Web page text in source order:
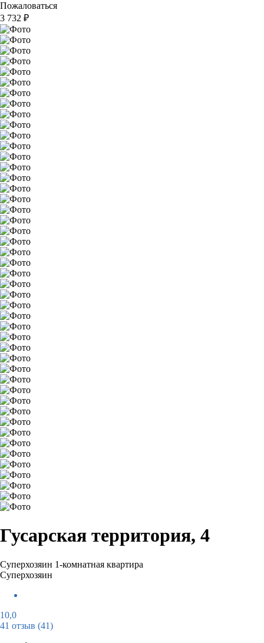
Пожаловаться
3 732 ₽
Гусарская территория, 4
Суперхозяин 1-комнатная квартира
Суперхозяин
10,0
41 отзыв (41)